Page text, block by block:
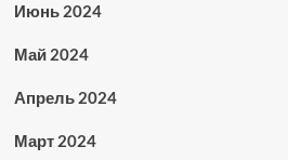
Июнь 2024
Май 2024
Апрель 2024
Март 2024